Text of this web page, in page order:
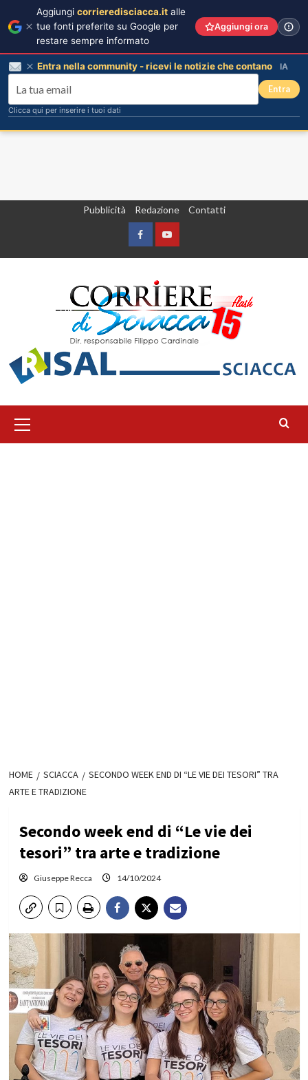
Pubblicità Redazione Contatti
FacebookYountube
principale
HOME SCIACCA
SECONDO WEEK END DI “LE VIE DEI TESORI” TRA
ARTE E TRADIZIONE
Secondo week end di “Le vie dei
tesori” tra arte e tradizione
Giuseppe Recca 14/10/2024
Aggiungi corrieredisciacca.it alle
tue fonti preferite su Google per
restare sempre informato
Aggiungi ora
Entra nella community - ricevi le notizie che contano IA
Entra
Clicca qui per inserire i tuoi dati